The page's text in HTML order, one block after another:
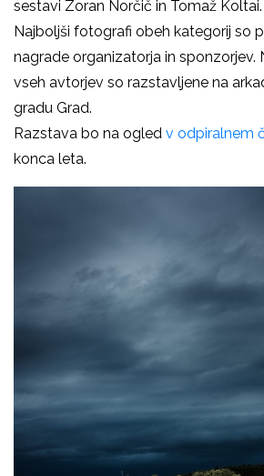
sestavi Zoran Norčič in Tomaž Koltai.
Najboljši fotografi obeh kategorij so
nagrade organizatorja in sponzorjev.
vseh avtorjev so razstavljene na
gradu Grad.
Razstava bo na ogled v odpiralnem
konca leta.